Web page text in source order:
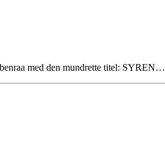
med den mundrette titel: SYREN…